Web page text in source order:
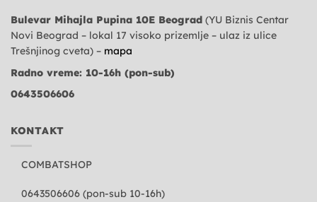
Bulevar Mihajla Pupina 10E Beograd (YU Biznis Centar
Novi Beograd – lokal 17 visoko prizemlje – ulaz iz ulice
Trešnjinog cveta) – mapa
Radno vreme: 10-16h (pon-sub)
0643506606
KONTAKT
COMBATSHOP
0643506606 (pon-sub 10-16h)